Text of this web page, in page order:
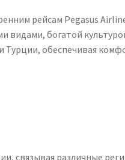
рейсам Pegasus
богатой
обеспечивая
связывая различные